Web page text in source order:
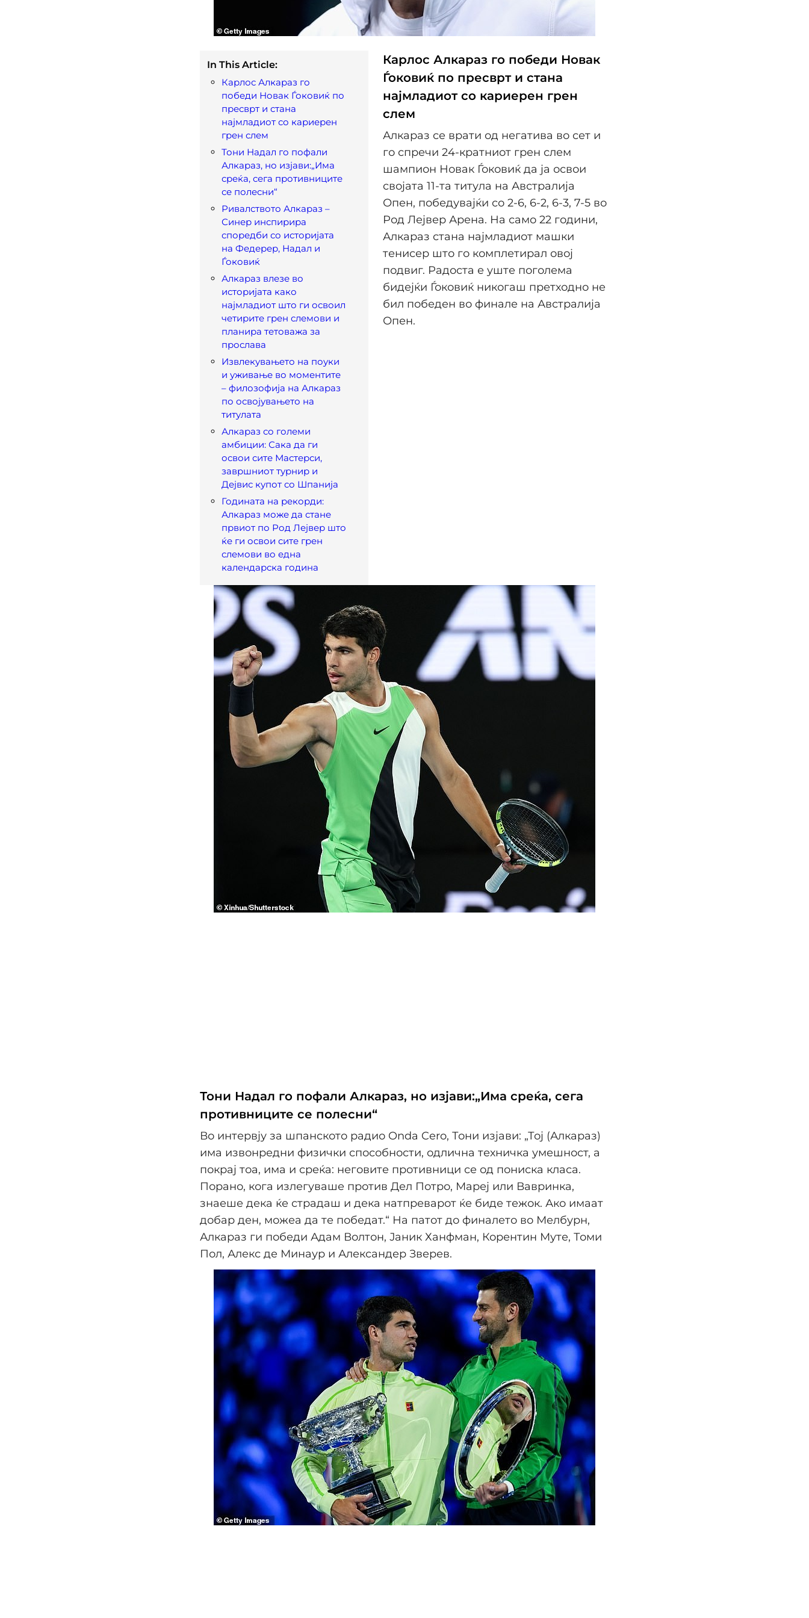
In This Article:
Карлос Алкараз го
победи Новак Ѓоковиќ по
пресврт и стана
најмладиот со кариерен
грен слем
Тони Надал го пофали
Алкараз, но изјави:„Има
среќа, сега противниците
се полесни“
Ривалството Алкараз –
Синер инспирира
споредби со историјата
на Федерер, Надал и
Ѓоковиќ
Алкараз влезе во
историјата како
најмладиот што ги освоил
четирите грен слемови и
планира тетоважа за
прослава
Извлекувањето на поуки
и уживање во моментите
– филозофија на Алкараз
по освојувањето на
титулата
Алкараз со големи
амбиции: Сака да ги
освои сите Мастерси,
завршниот турнир и
Дејвис купот со Шпанија
Годината на рекорди:
Алкараз може да стане
првиот по Род Лејвер што
ќе ги освои сите грен
слемови во една
календарска година
Карлос Алкараз го победи Новак
Ѓоковиќ по пресврт и стана
најмладиот со кариерен грен
слем
Алкараз се врати од негатива во сет и
го спречи 24-кратниот грен слем
шампион Новак Ѓоковиќ да ја освои
својата 11-та титула на Австралија
Опен, победувајќи со 2-6, 6-2, 6-3, 7-5 во
Род Лејвер Арена. На само 22 години,
Алкараз стана најмладиот машки
тенисер што го комплетирал овој
подвиг. Радоста е уште поголема
бидејќи Ѓоковиќ никогаш претходно не
бил победен во финале на Австралија
Опен.
Тони Надал го пофали Алкараз, но изјави:„Има среќа, сега
противниците се полесни“
Во интервју за шпанското радио Onda Cero, Тони изјави: „Тој (Алкараз)
има извонредни физички способности, одлична техничка умешност, а
покрај тоа, има и среќа: неговите противници се од пониска класа.
Порано, кога излегуваше против Дел Потро, Мареј или Вавринка,
знаеше дека ќе страдаш и дека натпреварот ќе биде тежок. Ако имаат
добар ден, можеа да те победат.“ На патот до финалето во Мелбурн,
Алкараз ги победи Адам Волтон, Јаник Ханфман, Корентин Муте, Томи
Пол, Алекс де Минаур и Александер Зверев.